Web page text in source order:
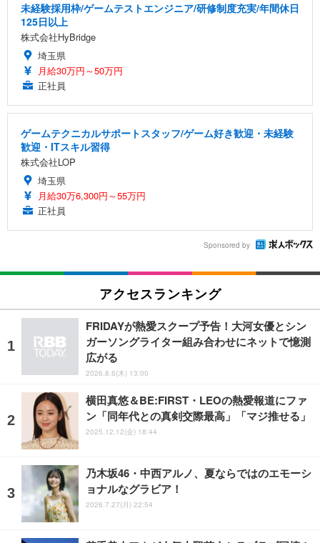
未経験採用枠/ゲームテストエンジニア/研修制度充実/年間休日
125日以上
株式会社HyBridge
埼玉県
月給30万円～50万円
正社員
ゲームテクニカルサポートスタッフ/ゲーム好き歓迎・未経験
歓迎・ITスキル習得
株式会社LOP
埼玉県
月給30万6,300円～55万円
正社員
Sponsored by
アクセスランキング
FRIDAYが熱愛スクープ予告！大河女優とシン
ガーソングライター組み合わせにネットで憶測
広がる
2026.8.6(木) 13:00
横田真悠＆BE:FIRST・LEOの熱愛報道にファ
ン「同年代との真剣交際最高」「マジ推せる」
2025.12.12(金) 18:44
乃木坂46・中西アルノ、夏ならではのエモーシ
ョナルなグラビア！
2026.7.27(月) 22:54